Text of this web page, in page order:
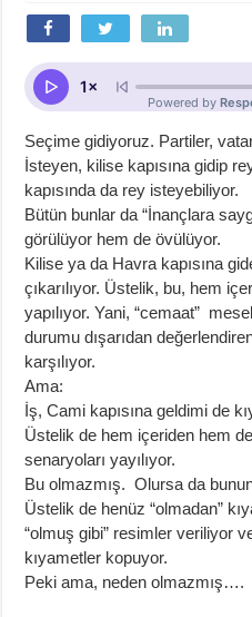
Seçime gidiyoruz. Partiler,
İsteyen, kilise kapısına gidip
kapısında da rey isteyebiliyor.
Bütün bunlar da “İnançlara
görülüyor hem de övülüyor.
Kilise ya da Havra kapısına
çıkarılıyor. Üstelik, bu, hem
yapılıyor. Yani, “cemaat”
durumu dışarıdan
karşılıyor.
Ama:
İş, Cami kapısına geldimi de
Üstelik de hem içeriden hem
senaryoları yayılıyor.
Bu olmazmış. Olursa da
Üstelik de henüz “olmadan”
“olmuş gibi” resimler veriliyor
kıyametler kopuyor.
Peki ama, neden olmazmış….